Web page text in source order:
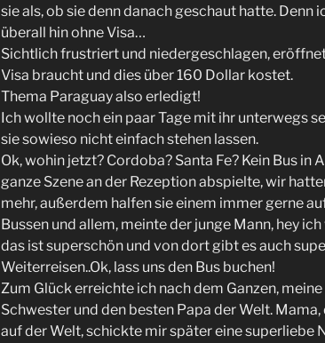
sie als, ob sie denn danach geschaut hatte. Denn
überall hin ohne Visa…
Sichtlich frustriert und niedergeschlagen,
Visa braucht und dies über 160 Dollar kostet.
Thema Paraguay also erledigt!
Ich wollte noch ein paar Tage mit ihr unterwegs
sie sowieso nicht einfach stehen lassen.
Ok, wohin jetzt? Cordoba? Santa Fe? Kein Bus in
ganze Szene an der Rezeption abspielte, wir
mehr, außerdem halfen sie einem immer gerne
Bussen und allem, meinte der junge Mann, hey
das ist superschön und von dort gibt es auch
Weiterreisen..Ok, lass uns den Bus buchen!
Zum Glück erreichte ich nach dem Ganzen,
Schwester und den besten Papa der Welt.
auf der Welt, schickte mir später eine superliebe